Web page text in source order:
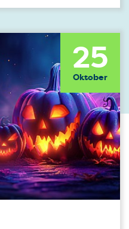
25
Oktober